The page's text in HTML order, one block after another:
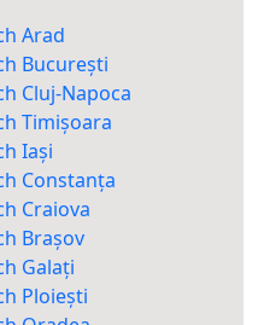
Arad
București
Cluj-Napoca
Timișoara
Iași
Constanța
Craiova
Brașov
Galați
Ploiești